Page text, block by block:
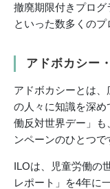
撤廃期限付きプロ
といった数多くのプ
アドボカシー
アドボカシーとは、
の人々に知識を深
働反対世界デー」
ンペーンのひとつで
ILOは、児童労働の
レポート」を4年に